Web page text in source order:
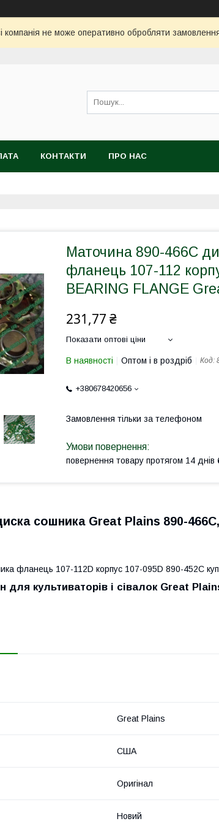
не може оперативно обробляти
КОНТАКТИ ПРО НАС
Маточина 890-466C
фланець 107-112
BEARING FLANGE
231,77 ₴
Показати оптові ціни
В наявності Оптом і в роздріб Код:
+380678420656
Замовлення тільки за телефоном
повернення товару протягом 14 днів
сошника Great Plains 890-
фланець 107-112D корпус 107-095D 890-452C
для культиваторів і сівалок Great
Great Plains
США
Оригінал
Новий